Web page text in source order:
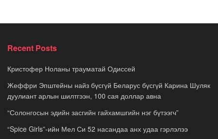
Recent Posts
Кристофер Ноланы трауматай Одиссей
Жеффри Эпштейны найз бүсгүй Беларус бүсгүй Карина Шуляк
дуулиант арлын шилтгээн, 100 сая доллар авна
“Солонгосын эдийн засгийн гайхамшгийн нэг бүтээгч”
“Spice Girls”-ийн Мел Си 52 насандаа анх удаа гэрлэлээ